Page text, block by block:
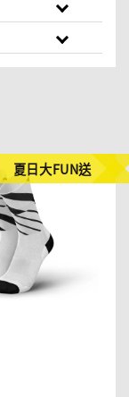
夏日大FUN送